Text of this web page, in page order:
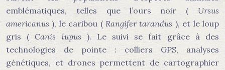
emblématiques, telles que l’ours noir ( Ursus
americanus), le caribou (Rangifer tarandus ), et le loup
gris (Canis lupus ). Le suivi se fait grâce à des
technologies de pointe : colliers GPS, analyses
génétiques, et drones permettent de cartographier